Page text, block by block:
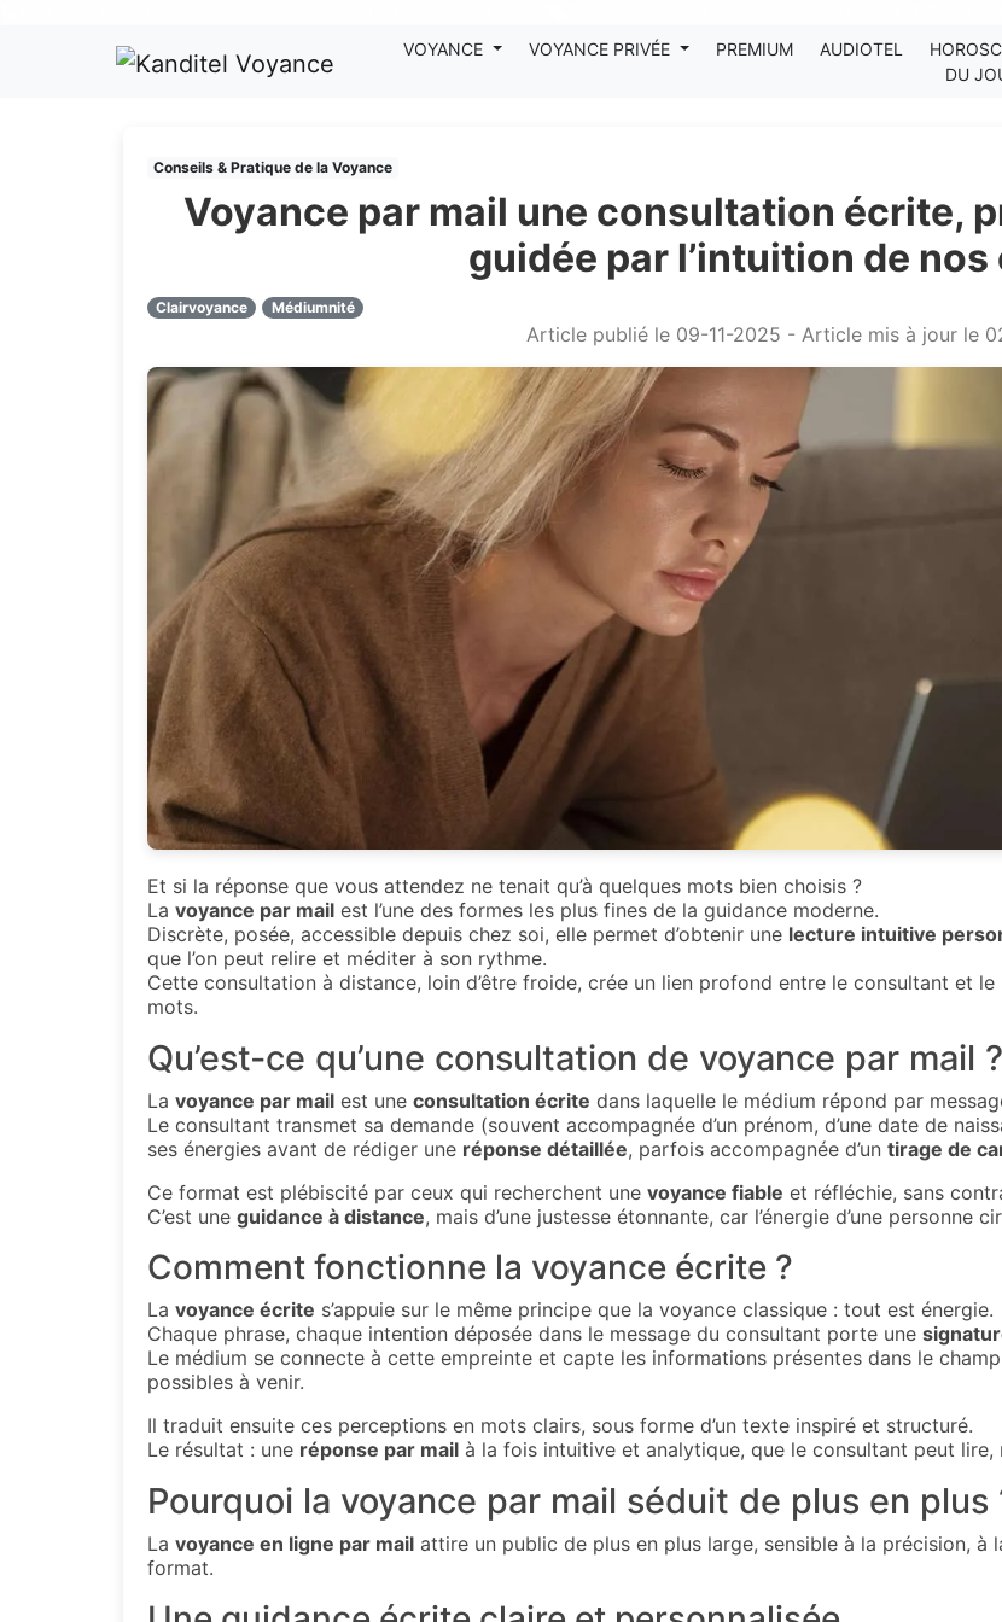
VOYANCE VOYANCE PRIVÉE PREMIUM AUDIOTEL
DU
Conseils & Pratique de la Voyance
Voyance par mail une consultation écrite,
guidée par l’intuition de
Clairvoyance Médiumnité
Article publié le 09-11-2025 - Article mis à jour le
Et si la réponse que vous attendez ne tenait qu’à quelques mots bien choisis ?
La voyance par mail est l’une des formes les plus fines de la guidance moderne.
Discrète, posée, accessible depuis chez soi, elle permet d’obtenir une lecture intuitive
que l’on peut relire et méditer à son rythme.
Cette consultation à distance, loin d’être froide, crée un lien profond entre le consultant et le
mots.
Qu’est-ce qu’une consultation de voyance par mail ?
La voyance par mail est une consultation écrite dans laquelle le médium répond par
Le consultant transmet sa demande (souvent accompagnée d’un prénom, d’une date de
ses énergies avant de rédiger une réponse détaillée, parfois accompagnée d’un tirage de
Ce format est plébiscité par ceux qui recherchent une voyance fiable et réfléchie, sans
C’est une guidance à distance, mais d’une justesse étonnante, car l’énergie d’une personne
Comment fonctionne la voyance écrite ?
La voyance écrite s’appuie sur le même principe que la voyance classique : tout est énergie.
Chaque phrase, chaque intention déposée dans le message du consultant porte une
Le médium se connecte à cette empreinte et capte les informations présentes dans le
possibles à venir.
Il traduit ensuite ces perceptions en mots clairs, sous forme d’un texte inspiré et structuré.
Le résultat : une réponse par mail à la fois intuitive et analytique, que le consultant peut lire,
Pourquoi la voyance par mail séduit de plus en plus
La voyance en ligne par mail attire un public de plus en plus large, sensible à la précision,
format.